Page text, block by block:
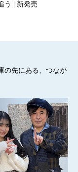
う | 新発売
の先にある、つなが